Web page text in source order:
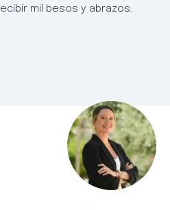
mil besos y abrazos.